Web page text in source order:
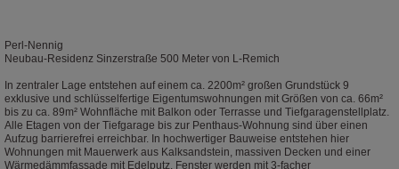
Perl-Nennig
Neubau-Residenz Sinzerstraße 500 Meter von L-Remich
In zentraler Lage entstehen auf einem ca. 2200m² großen Grundstück 9
exklusive und schlüsselfertige Eigentumswohnungen mit Größen von ca. 66m²
bis zu ca. 89m² Wohnfläche mit Balkon oder Terrasse und Tiefgaragenstellplatz.
Alle Etagen von der Tiefgarage bis zur Penthaus-Wohnung sind über einen
Aufzug barrierefrei erreichbar. In hochwertiger Bauweise entstehen hier
Wohnungen mit Mauerwerk aus Kalksandstein, massiven Decken und einer
Wärmedämmfassade mit Edelputz. Fenster werden mit 3-facher